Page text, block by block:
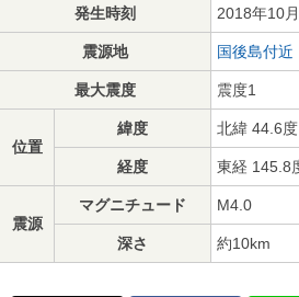
発生時刻 2018年10
震源地 国後島付近
最大震度 震度1
位置
緯度 北緯 44.6度
経度 東経 145.8
震源
マグニチュード M4.0
深さ 約10km